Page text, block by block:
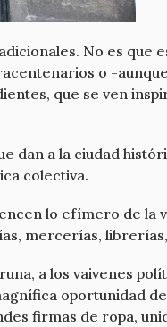
No es que
o -
que se ven
dan a la ciudad
colectiva.
lo efímero de la
mercerías,
a los vaivenes
oportunidad
firmas de ropa,